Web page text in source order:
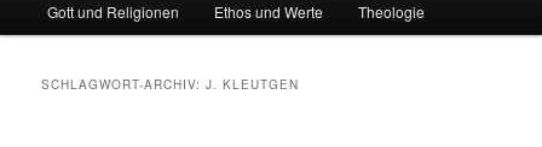
Gott und Religionen Ethos und Werte Theologie
SCHLAGWORT-ARCHIV:J. KLEUTGEN